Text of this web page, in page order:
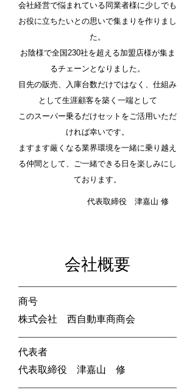
会社経営で悩まれている同業者様に少しでも
お役に立ちたいとの思いで集まりを作りまし
た。
お陰様で全国230社を超える加盟店様が集ま
るチェーンとなりました。
目先の販売、入庫台数だけではなく、仕組み
として生涯顧客を築く一端として
このスーパー乗るだけセットをご活用いただ
ければ幸いです。
ますます厳くなる業界環境を一緒に乗り越え
る仲間として、ご一緒できる日を楽しみにし
ております。
代表取締役 津嘉山 修
会社概要
​商号
株式会社 西自動車商商会
代表者
代表取締役 津嘉山 修